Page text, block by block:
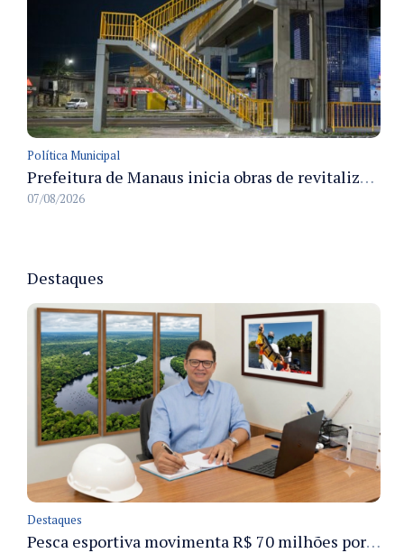
Política Municipal
Prefeitura de Manaus inicia obras de revitalização na passarela Max Teixeira para ampliar segurança e mobilidade urbana
07/08/2026
Destaques
Destaques
Pesca esportiva movimenta R$ 70 milhões por ano e ganha espaço na economia sustentável do Amazonas